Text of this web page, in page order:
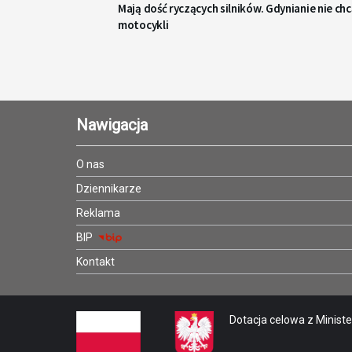
Mają dość ryczących silników. Gdynianie nie
motocykli
Nawigacja
O nas
Dziennikarze
Reklama
BIP
Kontakt
Dotacja celowa z